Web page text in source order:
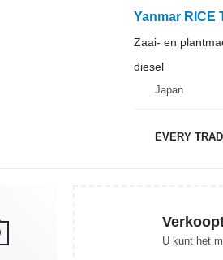
Yanmar RICE
Zaai- en
diesel
Japan
EVERY
U kunt het